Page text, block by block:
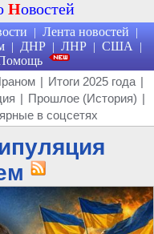
Новостей
| Лента новостей |
| ДНР | ЛНР | США |
| Итоги 2025 года |
| Прошлое (История) |
в соцсетях